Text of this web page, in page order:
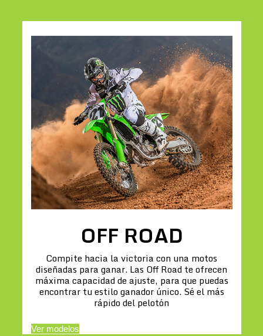
OFF ROAD
Compite hacia la victoria con una motos
diseñadas para ganar. Las Off Road te ofrecen
máxima capacidad de ajuste, para que puedas
encontrar tu estilo ganador único. Sé el más
rápido del pelotón
Ver modelos